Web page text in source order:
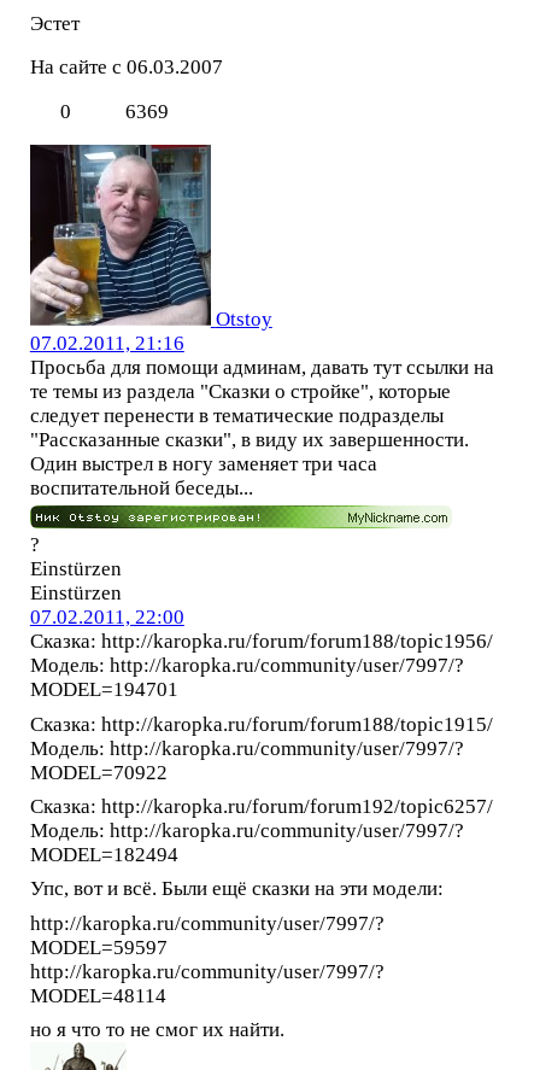
Эстет
На сайте с 06.03.2007
0
6369
Otstoy
07.02.2011, 21:16
Просьба для помощи админам, давать тут ссылки на
те темы из раздела "Сказки о стройке", которые
следует перенести в тематические подразделы
"Рассказанные сказки", в виду их завершенности.
Один выстрел в ногу заменяет три часа
воспитательной беседы...
?
Einstürzen
Einstürzen
07.02.2011, 22:00
Сказка: http://karopka.ru/forum/forum188/topic1956/
Модель: http://karopka.ru/community/user/7997/?
MODEL=194701
Сказка: http://karopka.ru/forum/forum188/topic1915/
Модель: http://karopka.ru/community/user/7997/?
MODEL=70922
Сказка: http://karopka.ru/forum/forum192/topic6257/
Модель: http://karopka.ru/community/user/7997/?
MODEL=182494
Упс, вот и всё. Были ещё сказки на эти модели:
http://karopka.ru/community/user/7997/?
MODEL=59597
http://karopka.ru/community/user/7997/?
MODEL=48114
но я что то не смог их найти.